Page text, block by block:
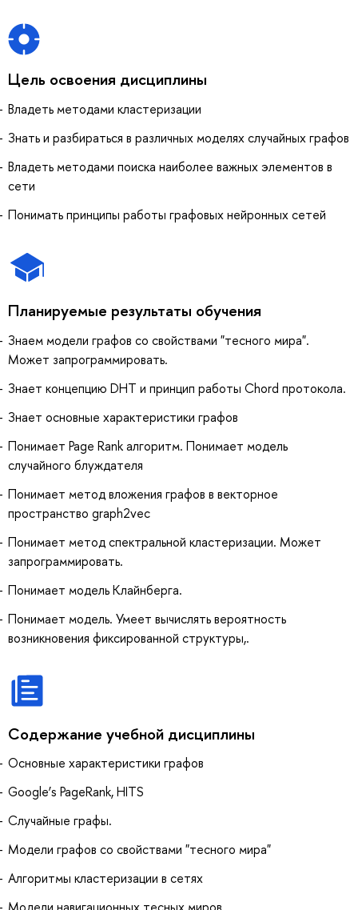
Цель освоения дисциплины
Владеть методами кластеризации
Знать и разбираться в различных моделях случайных графов
Владеть методами поиска наиболее важных элементов в
сети
Понимать принципы работы графовых нейронных сетей
Планируемые результаты обучения
Знаем модели графов со свойствами "тесного мира".
Может запрограммировать.
Знает концепцию DHT и принцип работы Chord протокола.
Знает основные характеристики графов
Понимает Page Rank алгоритм. Понимает модель
случайного блуждателя
Понимает метод вложения графов в векторное
пространство graph2vec
Понимает метод спектральной кластеризации. Может
запрограммировать.
Понимает модель Клайнберга.
Понимает модель. Умеет вычислять вероятность
возникновения фиксированной структуры,.
Содержание учебной дисциплины
Основные характеристики графов
Google’s PageRank, HITS
Случайные графы.
Модели графов со свойствами "тесного мира"
Алгоритмы кластеризации в сетях